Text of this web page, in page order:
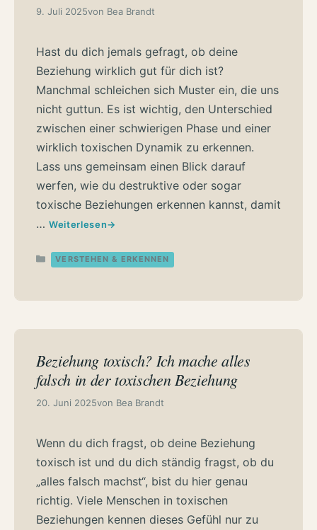
9. Juli 2025von Bea Brandt
Hast du dich jemals gefragt, ob deine
Beziehung wirklich gut für dich ist?
Manchmal schleichen sich Muster ein, die uns
nicht guttun. Es ist wichtig, den Unterschied
zwischen einer schwierigen Phase und einer
wirklich toxischen Dynamik zu erkennen.
Lass uns gemeinsam einen Blick darauf
werfen, wie du destruktive oder sogar
toxische Beziehungen erkennen kannst, damit
… Weiterlesen
Kategorien
VERSTEHEN & ERKENNEN
Beziehung toxisch? Ich mache alles
falsch in der toxischen Beziehung
20. Juni 2025von Bea Brandt
Wenn du dich fragst, ob deine Beziehung
toxisch ist und du dich ständig fragst, ob du
„alles falsch machst“, bist du hier genau
richtig. Viele Menschen in toxischen
Beziehungen kennen dieses Gefühl nur zu